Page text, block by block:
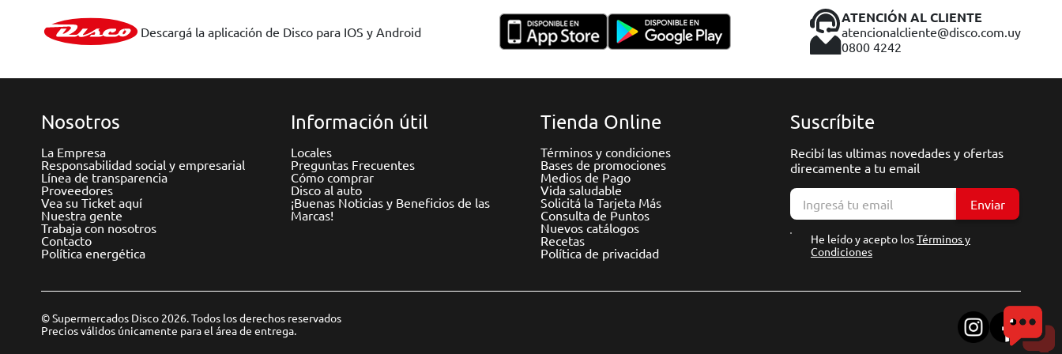
Descargá la aplicación de Disco para IOS y Android
ATENCIÓN AL CLIENTE
atencionalcliente@disco.com.uy
0800 4242
Nosotros
La Empresa
Responsabilidad social y empresarial
Línea de transparencia
Proveedores
Vea su Ticket aquí
Nuestra gente
Trabaja con nosotros
Contacto
Política energética
Información útil
Locales
Preguntas Frecuentes
Cómo comprar
Disco al auto
¡Buenas Noticias y Beneficios de las
Marcas!
Tienda Online
Términos y condiciones
Bases de promociones
Medios de Pago
Vida saludable
Solicitá la Tarjeta Más
Consulta de Puntos
Nuevos catálogos
Recetas
Política de privacidad
Suscríbite
Recibí las ultimas novedades y ofertas
direcamente a tu email
Enviar
He leído y acepto losTérminos y
Condiciones
© Supermercados Disco 2026. Todos los derechos reservados
Precios válidos únicamente para el área de entrega.